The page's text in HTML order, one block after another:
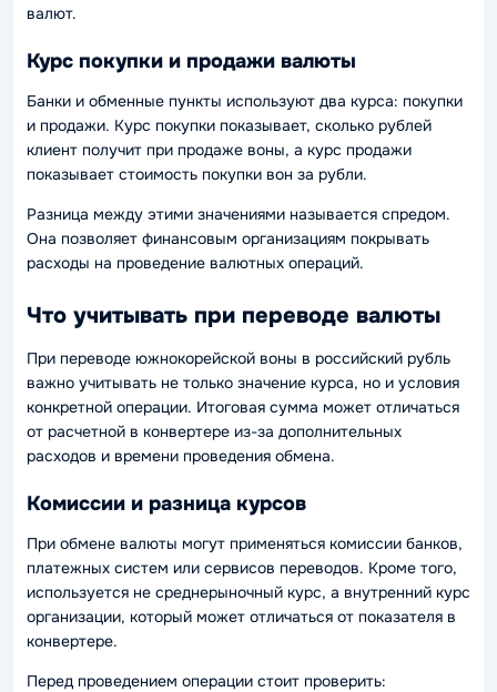
валют.
Курс покупки и продажи валюты
Банки и обменные пункты используют два курса: покупки
и продажи. Курс покупки показывает, сколько рублей
клиент получит при продаже воны, а курс продажи
показывает стоимость покупки вон за рубли.
Разница между этими значениями называется спредом.
Она позволяет финансовым организациям покрывать
расходы на проведение валютных операций.
Что учитывать при переводе валюты
При переводе южнокорейской воны в российский рубль
важно учитывать не только значение курса, но и условия
конкретной операции. Итоговая сумма может отличаться
от расчетной в конвертере из-за дополнительных
расходов и времени проведения обмена.
Комиссии и разница курсов
При обмене валюты могут применяться комиссии банков,
платежных систем или сервисов переводов. Кроме того,
используется не среднерыночный курс, а внутренний курс
организации, который может отличаться от показателя в
конвертере.
Перед проведением операции стоит проверить: